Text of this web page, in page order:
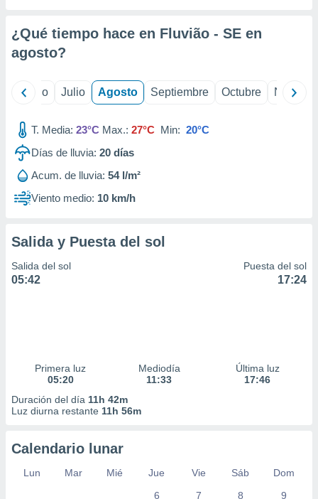
e
mediante
publicidad
publicidad
de
1199
¿Qué tiempo hace en Fluvião - SE en
agosto?
Junio Julio Agosto Septiembre Octubre
T. Media: 23°C Max.: 27°C Min: 20°C
Días de lluvia: 20 días
Acum. de lluvia: 54 l/m²
Viento medio: 10 km/h
Salida y Puesta del sol
Salida del sol
05:42
Puesta del sol
17:24
Primera luz
05:20
Mediodía
11:33
Última luz
17:46
Duración del día 11h 42m
Luz diurna restante 11h 56m
Calendario lunar
Lun Mar Mié Jue Vie Sáb
Dom
6
7 8 9